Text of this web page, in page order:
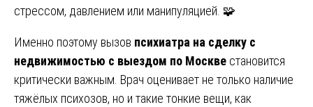
стрессом, давлением или манипуляцией. 🧩
Именно поэтому вызов психиатра на сделку с
недвижимостью с выездом по Москве становится
критически важным. Врач оценивает не только наличие
тяжёлых психозов, но и такие тонкие вещи, как